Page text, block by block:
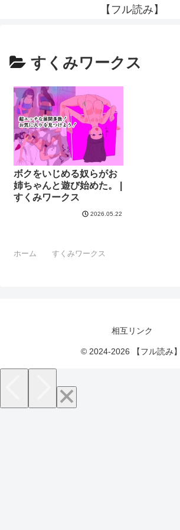
【フル読み】
すくみワークス
ボクをいじめる奴らがお
姉ちゃんと遊び始めた。 |
すくみワークス
2026.05.22
ホーム すくみワークス
相互リンク
© 2024-2026 【フル読み】.